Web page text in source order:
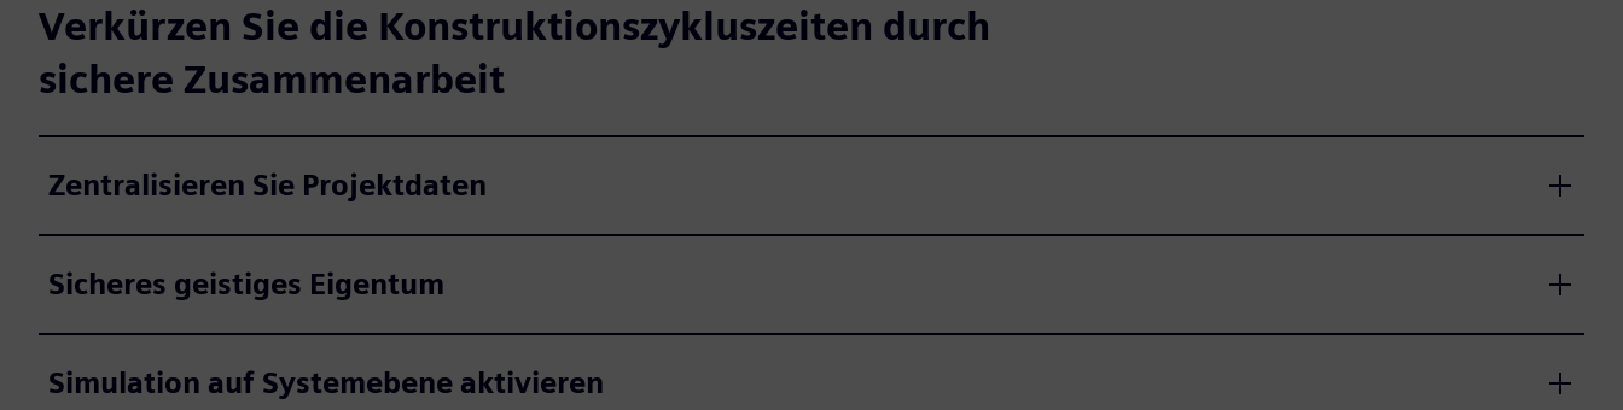
Verkürzen Sie die Konstruktionszykluszeiten durch
sichere Zusammenarbeit
Zentralisieren Sie Projektdaten
Sicheres geistiges Eigentum
Simulation auf Systemebene aktivieren